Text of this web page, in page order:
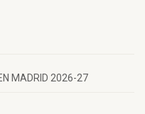
MADRID 2026-27